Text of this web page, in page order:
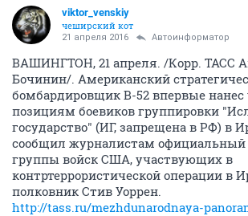
viktor_venskiy
чеширский кот
21 апреля 2016 Автоинформатор
ВАШИНГТОН, 21 апреля. /Корр. ТАСС
Бочинин/. Американский
бомбардировщик B-52 впервые нанес
позициям боевиков группировки
государство" (ИГ, запрещена в РФ) в
сообщил журналистам официальный
группы войск США, участвующих в
контртеррористической операции в
полковник Стив Уоррен.
http://tass.ru/mezhdunarodnaya-